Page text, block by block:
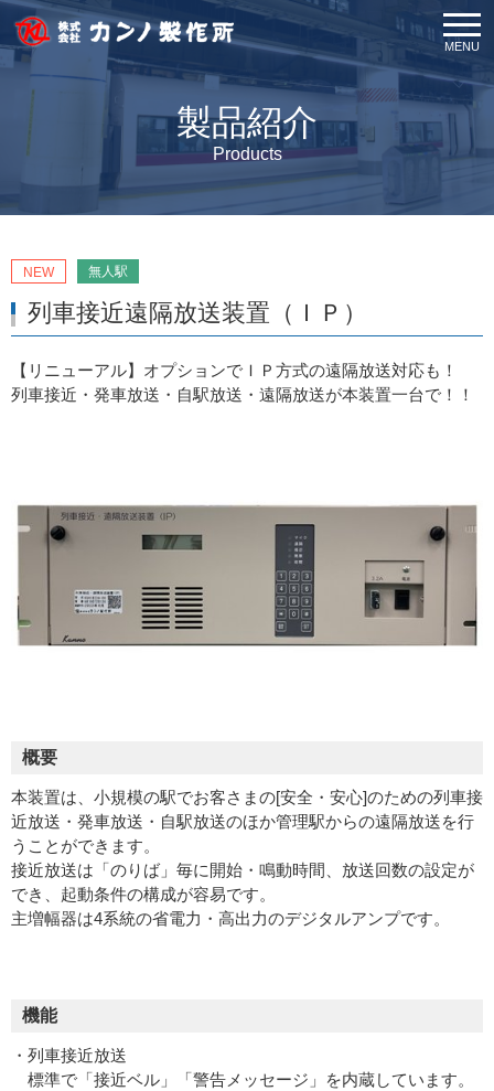
MENU
製品紹介
Products
NEW 無人駅
列車接近遠隔放送装置（ＩＰ）
【リニューアル】オプションでＩＰ方式の遠隔放送対応も！
列車接近・発車放送・自駅放送・遠隔放送が本装置一台で！！
概要
本装置は、小規模の駅でお客さまの[安全・安心]のための列車接
近放送・発車放送・自駅放送のほか管理駅からの遠隔放送を行
うことができます。
接近放送は「のりば」毎に開始・鳴動時間、放送回数の設定が
でき、起動条件の構成が容易です。
主増幅器は4系統の省電力・高出力のデジタルアンプです。
機能
・列車接近放送
標準で「接近ベル」「警告メッセージ」を内蔵しています。